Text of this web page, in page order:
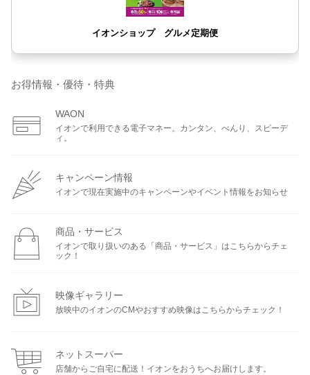
お得情報・優待・特典
WAON
イオンで利用できる電子マネー。カンタン、べんり、スピーデ
ィ。
キャンペーン情報
イオンで現在実施中のキャンペーンやイベント情報をお知らせ
商品・サービス
イオンで取り扱いのある「商品・サービス」はこちらからチェ
ック！
映像ギャラリー
放映中のイオンのCMやおすすめ映像はこちらからチェック！
ネットスーパー
店舗からご自宅に配送！イオンをおうちへお届けします。